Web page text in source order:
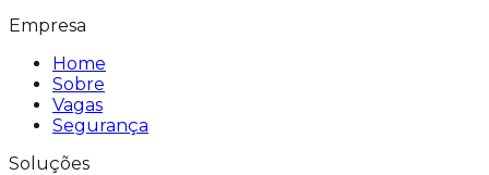
Empresa
Home
Sobre
Vagas
Segurança
Soluções